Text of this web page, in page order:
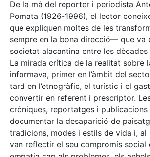
De la mà del reporter i periodista
Pomata (1926-1996), el lector
que expliquen moltes de les
sempre en la bona direcció— que va
societat alacantina entre les dècades
La mirada crítica de la realitat sobre
informava, primer en l’àmbit del
tard en l’etnogràfic, el turístic i el
convertir en referent i prescriptor.
cròniques, reportatges i publicacions
documentar la desaparició de
tradicions, modes i estils de vida i, al
van reflectir el seu compromís social